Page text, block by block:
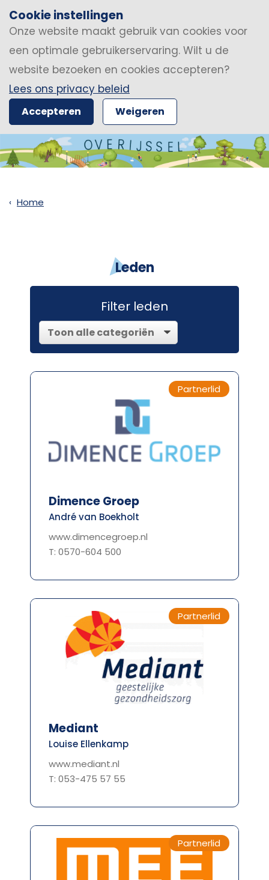
Cookie instellingen
Onze website maakt gebruik van cookies voor
een optimale gebruikerservaring. Wilt u de
website bezoeken en cookies accepteren?
Lees ons privacy beleid
Accepteren Weigeren
Home
Leden
Filter leden
Partnerlid
Dimence Groep
André van Boekholt
www.dimencegroep.nl
T: 0570-604 500
Partnerlid
Mediant
Louise Ellenkamp
www.mediant.nl
T: 053-475 57 55
Partnerlid